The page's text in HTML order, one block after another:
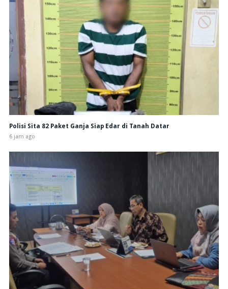
Polisi Sita 82 Paket Ganja Siap Edar di Tanah Datar
6 jam ago